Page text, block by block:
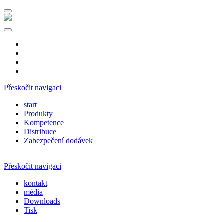
Přeskočit navigaci
start
Produkty
Kompetence
Distribuce
Zabezpečení dodávek
Přeskočit navigaci
kontakt
média
Downloads
Tisk